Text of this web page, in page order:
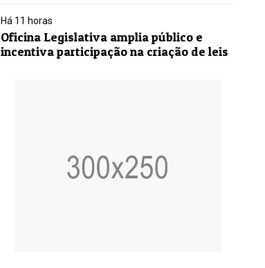
Há 11 horas
Oficina Legislativa amplia público e
incentiva participação na criação de leis